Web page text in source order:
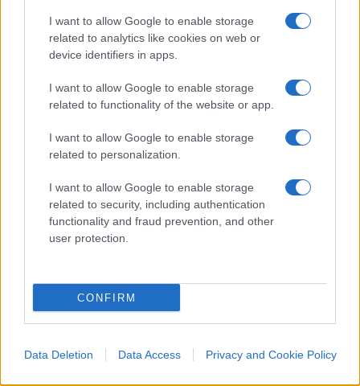
I want to allow Google to enable storage
related to analytics like cookies on web or
device identifiers in apps.
I want to allow Google to enable storage
related to functionality of the website or app.
I want to allow Google to enable storage
related to personalization.
I want to allow Google to enable storage
related to security, including authentication
functionality and fraud prevention, and other
user protection.
CONFIRM
Data Deletion Data Access Privacy and Cookie Policy
politiche e di politici che si autodefiniscono
“liberali”. Da ultimo, il Movimento 5 Stelle, che si è
autodefinito, per bocca di uno dei suoi principali
esponenti, come “liberale”. Chiunque abbia
presente quale sono state le leggi che i 5 Stelle
vogliono ancora, si renderà conto che essi non
hanno nulla di liberale.
#INDIVIDUO #LIBERALE #LIBERTÀ #TASSE
Pagina